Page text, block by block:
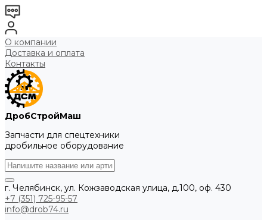
О компании
Доставка и оплата
Контакты
ДробСтройМаш
Запчасти для спецтехники
дробильное оборудование
г. Челябинск, ул. Кожзаводская улица, д.100, оф. 430
+7 (351) 725-95-57
info@drob74.ru